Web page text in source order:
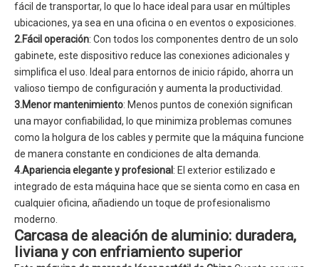
fácil de transportar, lo que lo hace ideal para usar en múltiples
ubicaciones, ya sea en una oficina o en eventos o exposiciones.
2.Fácil operación: Con todos los componentes dentro de un solo
gabinete, este dispositivo reduce las conexiones adicionales y
simplifica el uso. Ideal para entornos de inicio rápido, ahorra un
valioso tiempo de configuración y aumenta la productividad.
3.Menor mantenimiento: Menos puntos de conexión significan
una mayor confiabilidad, lo que minimiza problemas comunes
como la holgura de los cables y permite que la máquina funcione
de manera constante en condiciones de alta demanda.
4.Apariencia elegante y profesional : El exterior estilizado e
integrado de esta máquina hace que se sienta como en casa en
cualquier oficina, añadiendo un toque de profesionalismo
moderno.
Carcasa de aleación de aluminio: duradera,
liviana y con enfriamiento superior